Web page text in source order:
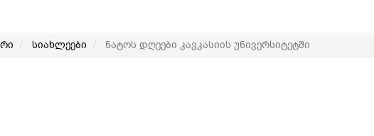
სიახლეები ნატოს დღეები კავკასიის უნივერსიტეტში